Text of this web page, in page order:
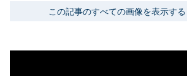
この記事のすべての画像を表示する